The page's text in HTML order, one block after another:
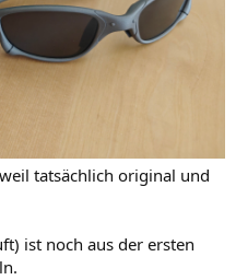
tatsächlich original und
ist noch aus der ersten